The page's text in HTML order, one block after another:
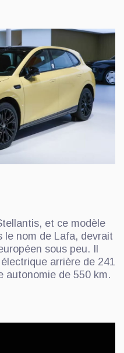
et ce modèle
le nom de Lafa, devrait
sous peu. Il
arrière de 241
autonomie de 550 km.